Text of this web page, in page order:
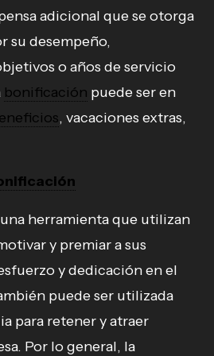
adicional que se otorga
su desempeño,
o años de servicio
bonificación puede ser en
, vacaciones extras,
herramienta que utilizan
y premiar a sus
y dedicación en el
puede ser utilizada
para retener y atraer
Por lo general, la